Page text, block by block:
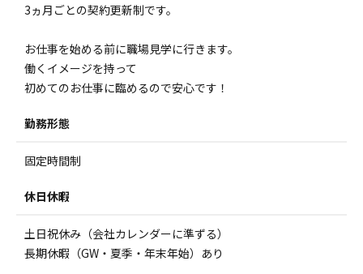
3ヵ月ごとの契約更新制です。
お仕事を始める前に職場見学に行きます。
働くイメージを持って
初めてのお仕事に臨めるので安心です！
勤務形態
固定時間制
休日休暇
土日祝休み（会社カレンダーに準ずる）
長期休暇（GW・夏季・年末年始）あり